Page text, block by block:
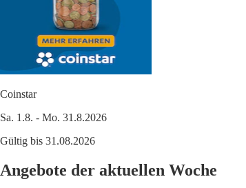
Coinstar
Sa. 1.8. - Mo. 31.8.2026
Gültig bis 31.08.2026
Angebote der aktuellen Woche